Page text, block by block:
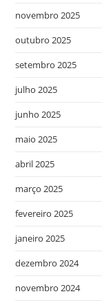
novembro 2025
outubro 2025
setembro 2025
julho 2025
junho 2025
maio 2025
abril 2025
março 2025
fevereiro 2025
janeiro 2025
dezembro 2024
novembro 2024